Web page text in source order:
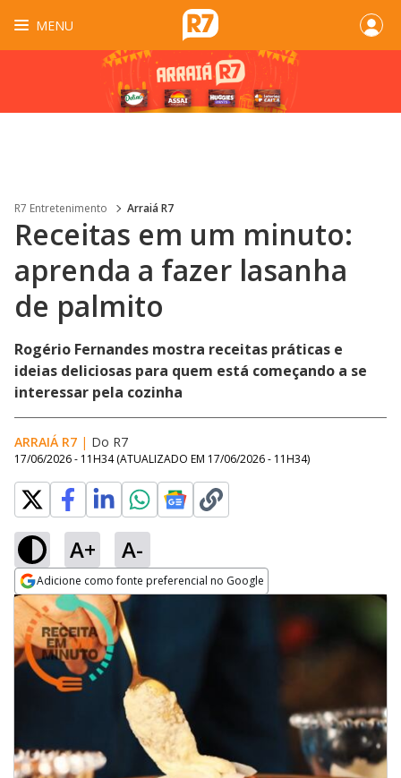
MENU
R7 Entretenimento Arraiá R7
Receitas em um minuto:
aprenda a fazer lasanha
de palmito
Rogério Fernandes mostra receitas práticas e
ideias deliciosas para quem está começando a se
interessar pela cozinha
ARRAIÁ R7 | Do R7
17/06/2026 - 11H34 (ATUALIZADO EM 17/06/2026 - 11H34)
A+ A-
Adicione como fonte preferencial no Google
Opens in new window